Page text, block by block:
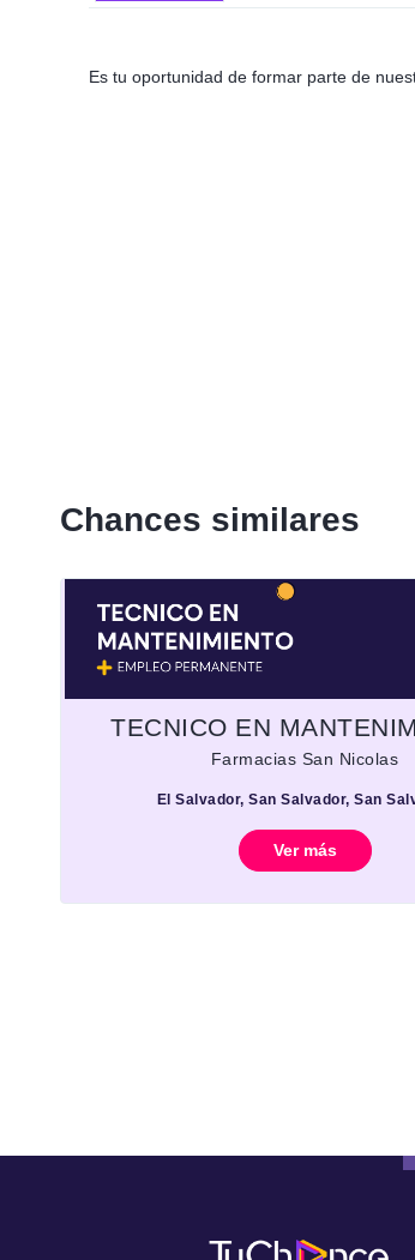
Es tu oportunidad de formar parte de
Chances similares
TECNICO EN
Farmacias San Nicolas
El Salvador, San Salvador, San
Ver más